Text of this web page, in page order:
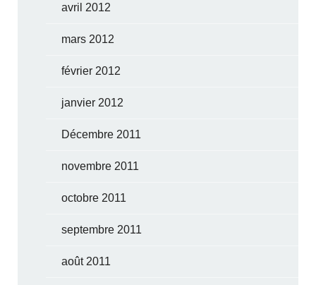
avril 2012
mars 2012
février 2012
janvier 2012
Décembre 2011
novembre 2011
octobre 2011
septembre 2011
août 2011